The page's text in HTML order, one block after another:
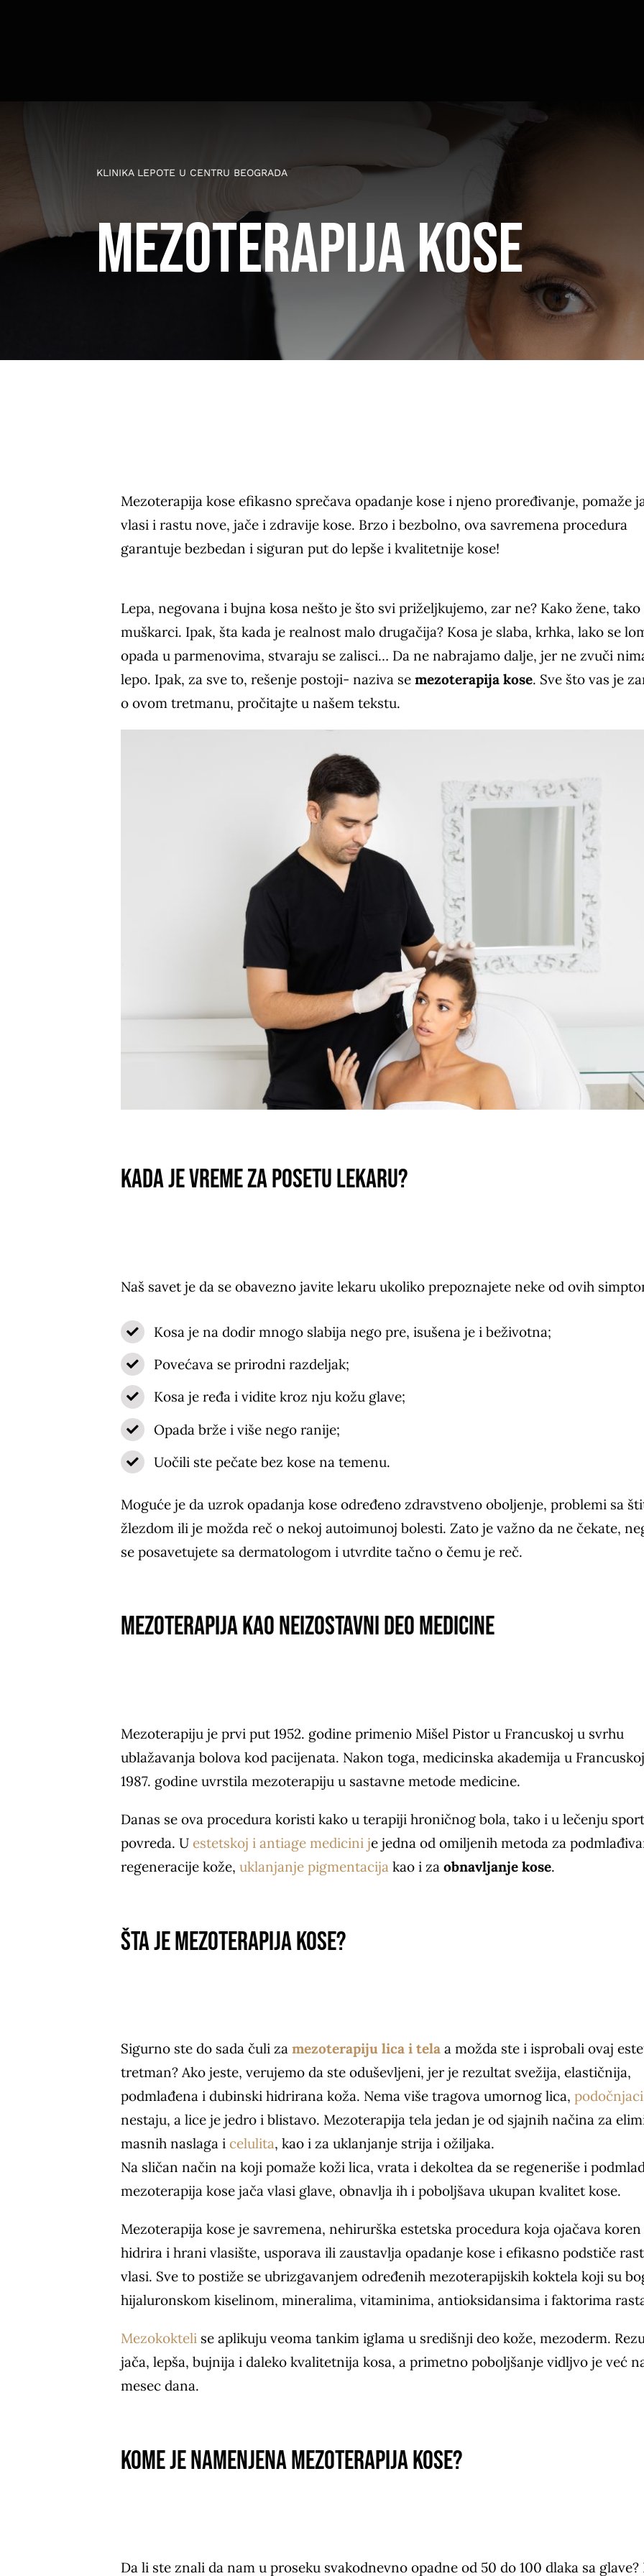
KLINIKA LEPOTE U CENTRU BEOGRADA
Mezoterapija kose
Mezoterapija kose efikasno sprečava opadanje kose i njeno proređivanje, pomaže
vlasi i rastu nove, jače i zdravije kose. Brzo i bezbolno, ova savremena procedura
garantuje bezbedan i siguran put do lepše i kvalitetnije kose!
Lepa, negovana i bujna kosa nešto je što svi priželjkujemo, zar ne? Kako žene, tako
muškarci. Ipak, šta kada je realnost malo drugačija? Kosa je slaba, krhka, lako se
opada u parmenovima, stvaraju se zalisci… Da ne nabrajamo dalje, jer ne zvuči
lepo. Ipak, za sve to, rešenje postoji- naziva semezoterapija kose. Sve što vas je
o ovom tretmanu, pročitajte u našem tekstu.
kada je vreme za posetu lekaru?
Naš savet je da se obavezno javite lekaru ukoliko prepoznajete neke od ovih
Kosa je na dodir mnogo slabija nego pre, isušena je i beživotna;
Povećava se prirodni razdeljak;
Kosa je ređa i vidite kroz nju kožu glave;
Opada brže i više nego ranije;
Uočili ste pečate bez kose na temenu.
Moguće je da uzrok opadanja kose određeno zdravstveno oboljenje, problemi sa
žlezdom ili je možda reč o nekoj autoimunoj bolesti. Zato je važno da ne čekate,
se posavetujete sa dermatologom i utvrdite tačno o čemu je reč.
mezoterapija kao neizostavni deo medicine
Mezoterapiju je prvi put 1952. godine primenio Mišel Pistor u Francuskoj u svrhu
ublažavanja bolova kod pacijenata. Nakon toga, medicinska akademija u
1987. godine uvrstila mezoterapiju u sastavne metode medicine.
Danas se ova procedura koristi kako u terapiji hroničnog bola, tako i u lečenju
povreda. Uestetskoj i antiage medicini je jedna od omiljenih metoda za
regeneracije kože,uklanjanje pigmentacija kao i zaobnavljanje kose.
Šta je mezoterapija kose?
Sigurno ste do sada čuli zamezoterapiju lica i tela a možda ste i isprobali ovaj
tretman? Ako jeste, verujemo da ste oduševljeni, jer je rezultat svežija, elastičnija,
podmlađena i dubinski hidrirana koža. Nema više tragova umornog lica,podočnjaci
nestaju, a lice je jedro i blistavo. Mezoterapija tela jedan je od sjajnih načina za
masnih naslaga icelulita, kao i za uklanjanje strija i ožiljaka.
Na sličan način na koji pomaže koži lica, vrata i dekoltea da se regeneriše i
mezoterapija kose jača vlasi glave, obnavlja ih i poboljšava ukupan kvalitet kose.
Mezoterapija kose je savremena, nehirurška estetska procedura koja ojačava
hidrira i hrani vlasište, usporava ili zaustavlja opadanje kose i efikasno podstiče
vlasi. Sve to postiže se ubrizgavanjem određenih mezoterapijskih koktela koji su
hijaluronskom kiselinom, mineralima, vitaminima, antioksidansima i faktorima
Mezokokteli se aplikuju veoma tankim iglama u središnji deo kože, mezoderm.
jača, lepša, bujnija i daleko kvalitetnija kosa, a primetno poboljšanje vidljvo je već
mesec dana.
Kome je namenjena mezoterapija kose?
Da li ste znali da nam u proseku svakodnevno opadne od 50 do 100 dlaka sa